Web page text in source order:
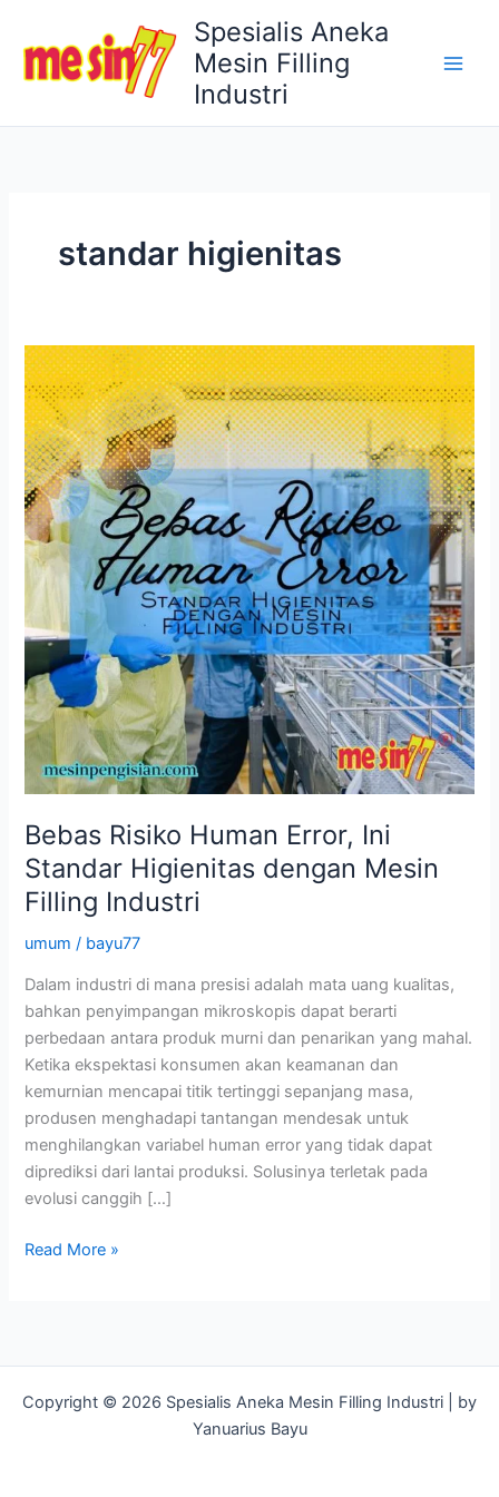
konten
Spesialis Aneka
Mesin Filling
Industri
standar higienitas
Bebas Risiko Human Error, Ini
Standar Higienitas dengan Mesin
Filling Industri
umum / bayu77
Dalam industri di mana presisi adalah mata uang kualitas,
bahkan penyimpangan mikroskopis dapat berarti
perbedaan antara produk murni dan penarikan yang mahal.
Ketika ekspektasi konsumen akan keamanan dan
kemurnian mencapai titik tertinggi sepanjang masa,
produsen menghadapi tantangan mendesak untuk
menghilangkan variabel human error yang tidak dapat
diprediksi dari lantai produksi. Solusinya terletak pada
evolusi canggih […]
Bebas
Higienitas
Read More »
Copyright © 2026 Spesialis Aneka Mesin Filling Industri | by
Yanuarius Bayu